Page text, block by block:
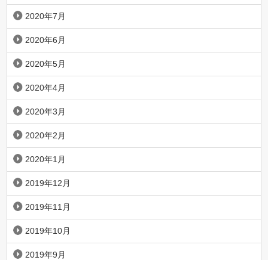
2020年7月
2020年6月
2020年5月
2020年4月
2020年3月
2020年2月
2020年1月
2019年12月
2019年11月
2019年10月
2019年9月